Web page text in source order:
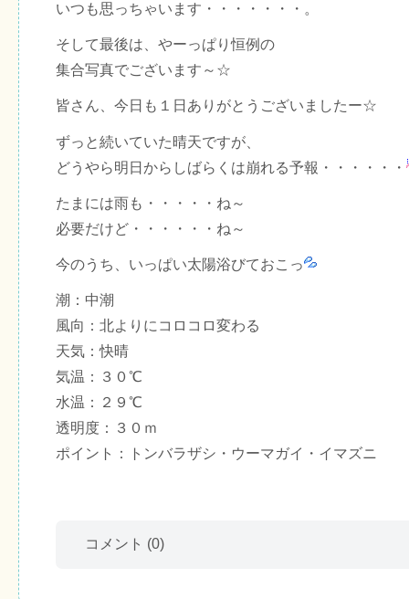
いつも思っちゃいます・・・・・・・。
そして最後は、やーっぱり恒例の
集合写真でございます～☆
皆さん、今日も１日ありがとうございましたー☆
ずっと続いていた晴天ですが、
どうやら明日からしばらくは崩れる予報・・・・・・
たまには雨も・・・・・ね～
必要だけど・・・・・・ね～
今のうち、いっぱい太陽浴びておこっ
潮：中潮
風向：北よりにコロコロ変わる
天気：快晴
気温：３０℃
水温：２９℃
透明度：３０ｍ
ポイント：トンバラザシ・ウーマガイ・イマズニ
コメント (0)